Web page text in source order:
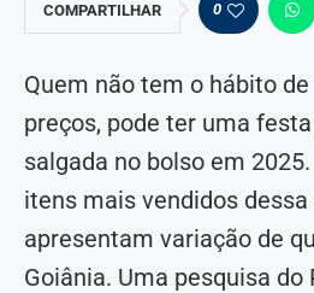
COMPARTILHAR 0
Quem não tem o hábito
preços, pode ter uma
salgada no bolso em
itens mais vendidos dessa
apresentam variação de
Goiânia. Uma pesquisa do